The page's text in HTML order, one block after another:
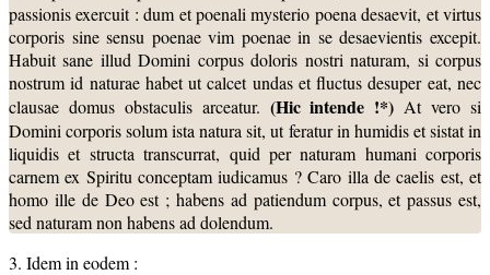
passionis exercuit : dum et poenali mysterio poena desaevit, et virtus
corporis sine sensu poenae vim poenae in se desaevientis excepit.
Habuit sane illud Domini corpus doloris nostri naturam, si corpus
nostrum id naturae habet ut calcet undas et fluctus desuper eat, nec
clausae domus obstaculis arceatur. (Hic intende !*) At vero si
Domini corporis solum ista natura sit, ut feratur in humidis et sistat in
liquidis et structa transcurrat, quid per naturam humani corporis
carnem ex Spiritu conceptam iudicamus ? Caro illa de caelis est, et
homo ille de Deo est ; habens ad patiendum corpus, et passus est,
sed naturam non habens ad dolendum.
3. Idem in eodem :